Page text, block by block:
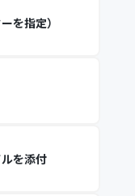
を指定）
を添付